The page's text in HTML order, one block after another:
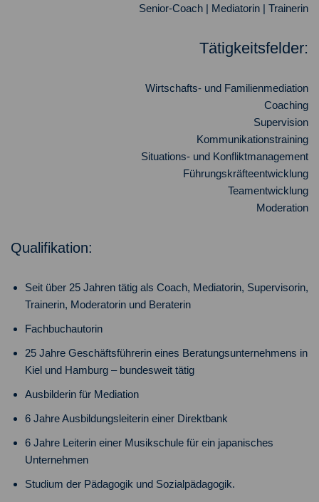
Senior-Coach | Mediatorin | Trainerin
Tätigkeitsfelder:
Wirtschafts- und Familienmediation
Coaching
Supervision
Kommunikationstraining
Situations- und Konfliktmanagement
Führungskräfteentwicklung
Teamentwicklung
Moderation
Qualifikation:
Seit über 25 Jahren tätig als Coach, Mediatorin, Supervisorin,
Trainerin, Moderatorin und Beraterin
Fachbuchautorin
25 Jahre Geschäftsführerin eines Beratungsunternehmens in
Kiel und Hamburg – bundesweit tätig
Ausbilderin für Mediation
6 Jahre Ausbildungsleiterin einer Direktbank
6 Jahre Leiterin einer Musikschule für ein japanisches
Unternehmen
Studium der Pädagogik und Sozialpädagogik.